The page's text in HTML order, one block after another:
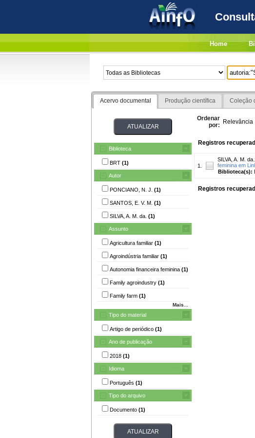
Home
Acervo documental Produção científica Coleção
Biblioteca
BRT (1)
Autor
PONCIANO, N. J. (1)
SANTOS, E. V. M. (1)
SILVA, A. M. da. (1)
Assunto
Agricultura familiar (1)
Agroindústria familiar (1)
Autonomia financeira feminina (1)
Family agroindustry (1)
Family farm (1)
Mais...
Tipo do material
Artigo de periódico (1)
Ano de publicação
2018 (1)
Idioma
Português (1)
Tipo do arquivo
Documento (1)
Ordenar
por: Relevância
Registros
1.
SILVA, A. M. da.
feminina em
Biblioteca(s):
Registros